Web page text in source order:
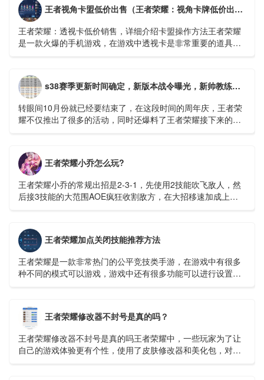
王者视角卡盟低价出售（王者荣耀：视角卡牌低价出售，详细介绍卡盟操作方法）
王者荣耀：透视卡低价销售，详细介绍卡盟操作方法王者荣耀
是一款火爆的手机游戏，在游戏中透视卡是非常重要的道具，
s38赛季更新时间确定，新版本战令曝光，新帅教练守约，米莱迪微笑
转眼间10月份就已经要结束了，在这段时间的周年庆，王者荣
耀不仅推出了很多的活动，同时还爆料了王者荣耀接下来的很
王者荣耀小乔怎么玩?
王者荣耀小乔的常规出招是2-3-1，先使用2技能吹飞敌人，然
后接3技能的大范围AOE疯狂收割敌方，在大招移速加成上用1
王者荣耀加点关闭技能推荐方法
王者荣耀是一款非常热门的公平竞技类手游，在游戏中有很多
种不同的模式可以游戏，游戏中还有很多功能可以进行设置，
王者荣耀修改器不封号是真的吗？
王者荣耀修改器不封号是真的吗王者荣耀中，一些玩家为了让
自己的游戏体验更有个性，使用了皮肤修改器和美化包，对于